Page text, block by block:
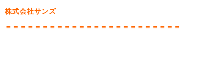
株式会社サンズ
＝＝＝＝＝＝＝＝＝＝＝＝＝＝＝＝＝＝＝＝＝＝＝＝